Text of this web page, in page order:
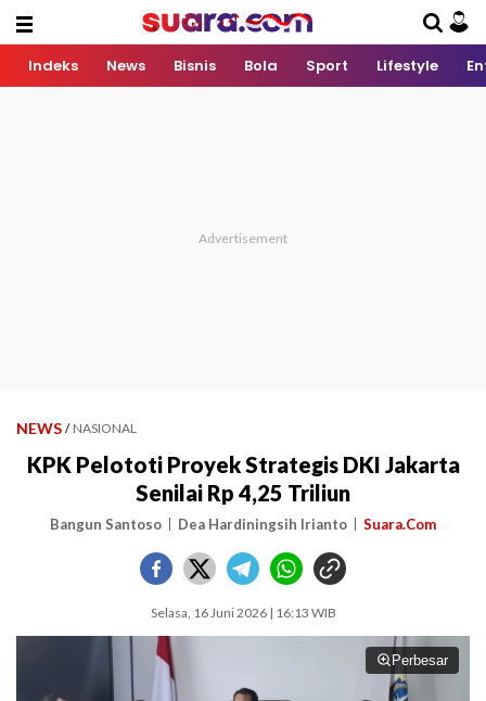
Indeks News Bisnis Bola Sport Lifestyle
NEWS / NASIONAL
KPK Pelototi Proyek Strategis DKI Jakarta
Senilai Rp 4,25 Triliun
Bangun Santoso Dea Hardiningsih Irianto Suara.Com
Selasa, 16 Juni 2026 | 16:13 WIB
Perbesar